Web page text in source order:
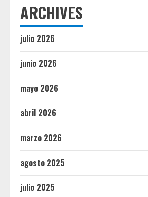
ARCHIVES
julio 2026
junio 2026
mayo 2026
abril 2026
marzo 2026
agosto 2025
julio 2025